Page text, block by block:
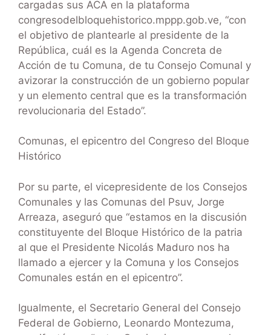
cargadas sus ACA en la plataforma
congresodelbloquehistorico.mppp.gob.ve, “con
el objetivo de plantearle al presidente de la
República, cuál es la Agenda Concreta de
Acción de tu Comuna, de tu Consejo Comunal y
avizorar la construcción de un gobierno popular
y un elemento central que es la transformación
revolucionaria del Estado”.
Comunas, el epicentro del Congreso del Bloque
Histórico
Por su parte, el vicepresidente de los Consejos
Comunales y las Comunas del Psuv, Jorge
Arreaza, aseguró que “estamos en la discusión
constituyente del Bloque Histórico de la patria
al que el Presidente Nicolás Maduro nos ha
llamado a ejercer y la Comuna y los Consejos
Comunales están en el epicentro”.
Igualmente, el Secretario General del Consejo
Federal de Gobierno, Leonardo Montezuma,